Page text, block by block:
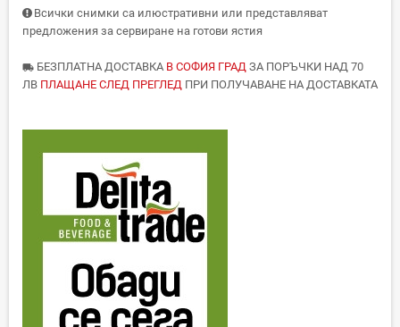
Всички снимки са илюстративни или представляват
предложения за сервиране на готови ястия
local_shipping БЕЗПЛАТНА ДОСТАВКА В СОФИЯ ГРАД ЗА ПОРЪЧКИ НАД 70
ЛВ ПЛАЩАНЕ СЛЕД ПРЕГЛЕД ПРИ ПОЛУЧАВАНЕ НА ДОСТАВКАТА